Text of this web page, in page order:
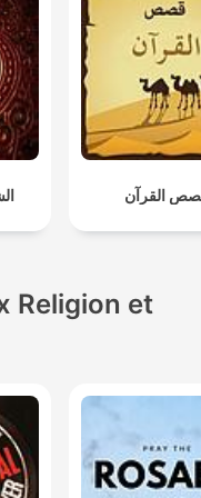
القرآن
Religion et